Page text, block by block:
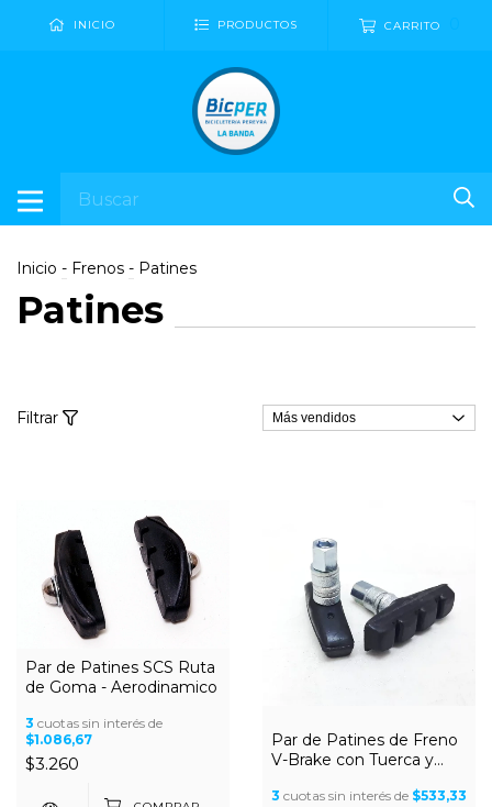
INICIO PRODUCTOS CARRITO
Inicio - Frenos - Patines
Patines
Filtrar
Par de Patines SCS Ruta
de Goma - Aerodinamico
3 cuotas sin interés de
$1.086,67
$3.260
Par de Patines de Freno
V-Brake con Tuerca y
3 cuotas sin interés de $533,33